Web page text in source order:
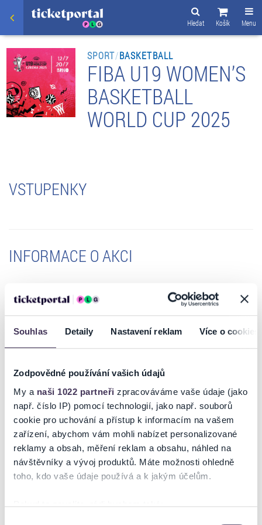
Souhlas Detaily Nastavení reklam Více o cookies
Zodpovědné používání vašich údajů
My a naši 1022 partneři zpracováváme vaše údaje (jako
např. číslo IP) pomocí technologií, jako např. souborů
cookie pro uchování a přístup k informacím na vašem
zařízení, abychom vám mohli nabízet personalizované
reklamy a obsah, měření reklam a obsahu, náhled na
návštěvníky a vývoj produktů. Máte možnosti ohledně
toho, kdo vaše údaje používá a k jakým účelům.
Pokud to povolíte, rádi bychom také:
Menu
Košík
Hledat
SPORT/BASKETBALL
FIBA U19 WOMEN’S
BASKETBALL
WORLD CUP 2025
VSTUPENKY
INFORMACE O AKCI
FIBA U19 WOMEN’S BASKETBALL WORLD CUP 2025
Brno kolébkou sportu a basketbalu především!
Po základní skupině
trůn. A i Česká republika bude mít v dějišti své žhavé želízko.
České lvice v základní skupině D vyzvou minulé finalistky mistrovství
světa ze Španělska i silné soupeřky z Japonska a Argentiny. Následné
pořadí rozhodne o dalším soupeři pro play-off, v němž mohou narazit
na celek z Austrálie, Francie, Brazílie či Mali. Titul královen obhajují
basketbalistky USA.
Nepropásněte šanci vidět vycházející hvězdy světového basketbalu a
zažít nezapomenutelnou atmosféru vrcholného turnaje přímo v srdci
Moravy.
Číst více
Ticketportal je zárukou pravosti vstupenek